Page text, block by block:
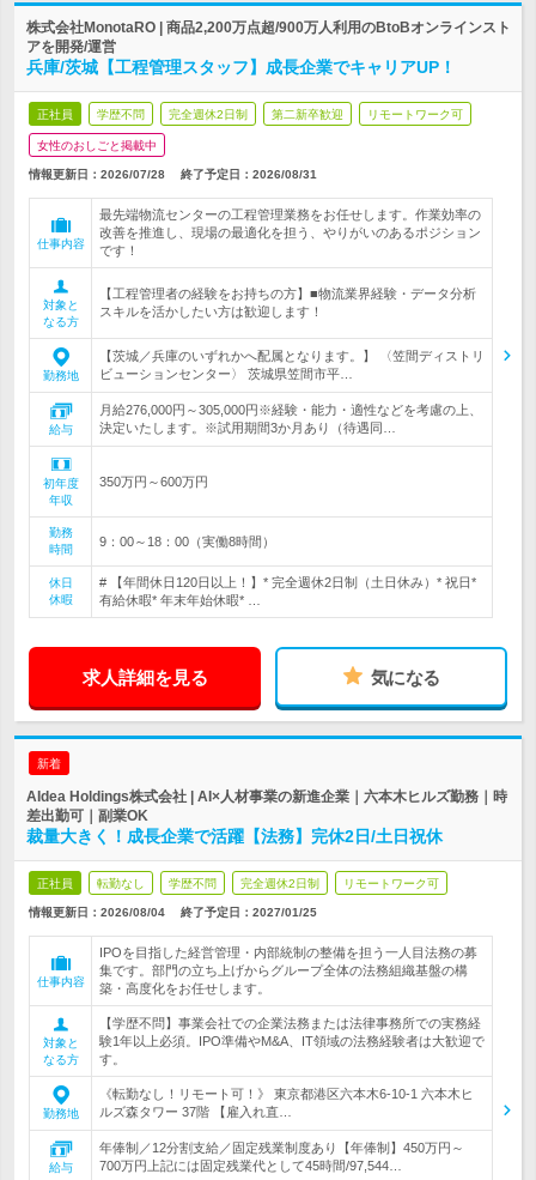
株式会社MonotaRO | 商品2,200万点超/900万人利用のBtoBオンラインスト
アを開発/運営
兵庫/茨城【工程管理スタッフ】成長企業でキャリアUP！
正社員 学歴不問 完全週休2日制 第二新卒歓迎 リモートワーク可
女性のおしごと掲載中
情報更新日：2026/07/28 終了予定日： 2026/08/31
仕事内容
最先端物流センターの工程管理業務をお任せします。作業効率の
改善を推進し、現場の最適化を担う、やりがいのあるポジション
です！
対象と
なる方
【工程管理者の経験をお持ちの方】■物流業界経験・データ分析
スキルを活かしたい方は歓迎します！
勤務地
【茨城／兵庫のいずれかへ配属となります。】 〈笠間ディストリ
ビューションセンター〉 茨城県笠間市平…
給与
月給276,000円～305,000円※経験・能力・適性などを考慮の上、
決定いたします。※試用期間3か月あり（待遇同…
初年度
年収
350万円～600万円
勤務
時間
9：00～18：00（実働8時間）
休日
休暇
# 【年間休日120日以上！】* 完全週休2日制（土日休み）* 祝日*
有給休暇* 年末年始休暇* …
求人詳細を見る 気になる
新着
AIdea Holdings株式会社 | AI×人材事業の新進企業｜六本木ヒルズ勤務｜時
差出勤可｜副業OK
裁量大きく！成長企業で活躍【法務】完休2日/土日祝休
正社員 転勤なし 学歴不問 完全週休2日制 リモートワーク可
情報更新日：2026/08/04 終了予定日： 2027/01/25
仕事内容
IPOを目指した経営管理・内部統制の整備を担う一人目法務の募
集です。部門の立ち上げからグループ全体の法務組織基盤の構
築・高度化をお任せします。
対象と
なる方
【学歴不問】事業会社での企業法務または法律事務所での実務経
験1年以上必須。IPO準備やM&A、IT領域の法務経験者は大歓迎で
す。
勤務地
《転勤なし！リモート可！》 東京都港区六本木6-10-1 六本木ヒ
ルズ森タワー 37階 【雇入れ直…
給与
年俸制／12分割支給／固定残業制度あり【年俸制】450万円～
700万円上記には固定残業代として45時間/97,544…